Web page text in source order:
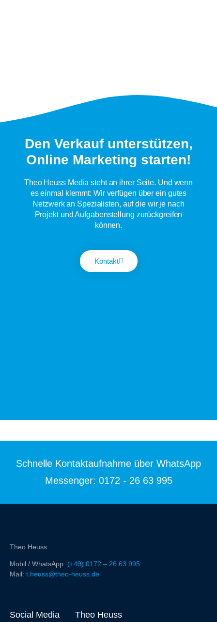
Den Verkauf unterstützen,
Online Marketing starten!
Theo Heuss Media steht an ihrer Seite. Und wenn
es einmal klemmt: Wir verfügen über ein gutes
Netzwerk an Spezialisten, auf die wir je nach
Projekt und Aufgabenstellung zurückgreifen
können.
Kontakt
Schnelle Kontaktaufnahme über WhatsApp
Messenger: 0172 - 26 63 995
Theo Heuss
Mobil / WhatsApp: (+49) 0172 – 26 63 995
Mail: t.heuss@theo-heuss.de
Social Media Theo Heuss